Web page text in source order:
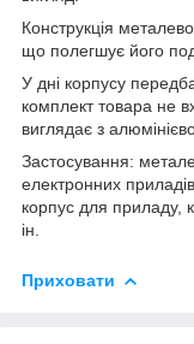
Конструкція
що полегшує його
У дні корпусу
комплект товара не
виглядає з
Застосування:
електронних
корпус для приладу,
ін.
Приховати